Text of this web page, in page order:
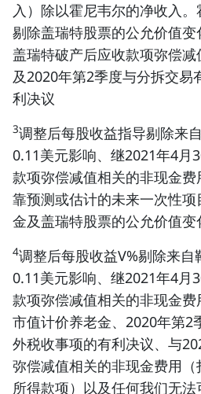
入）除以霍尼韦尔的净收入
剔除盖瑞特股票的公允价值
盖瑞特破产后应收款项弥偿
及2020年第2季度与分拆交易
利决议
3调整后每股收益指导剔除来
0.11美元影响、继2021年4月
款项弥偿减值相关的非现金
靠预测或估计的未来一次性
金及盖瑞特股票的公允价值变
4调整后每股收益V%剔除来
0.11美元影响、继2021年4月
款项弥偿减值相关的非现金
市值计价养老金、2020年第2
外税收事项的有利决议、与
弥偿减值相关的非现金费用
所得款项）以及任何我们无